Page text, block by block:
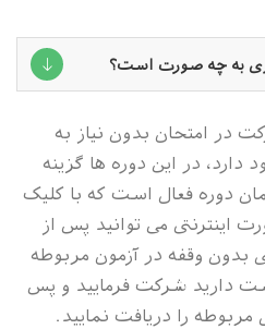
به چه صورت است؟
در امتحان بدون نیاز به
در این دوره ها گزینه
دوره فعال است که با کلیک
اینترنتی می توانید پس از
بدون وقفه در آزمون مربوطه
دارید شرکت فرمایید و پس
مربوطه را دریافت نمایید.